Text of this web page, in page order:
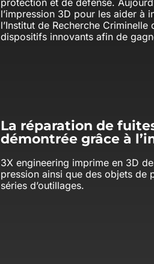
protection et de défense.
l’impression 3D pour les aider à
l’Institut de Recherche
dispositifs innovants afin de
La réparation de
démontrée grâce à
3X engineering imprime en 3D
pression ainsi que des objets de
séries d’outillages.